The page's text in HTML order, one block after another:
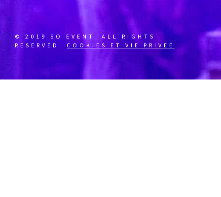
© 2019 SO EVENT. ALL RIGHTS
RESERVED. COOKIES ET VIE PRIVEE